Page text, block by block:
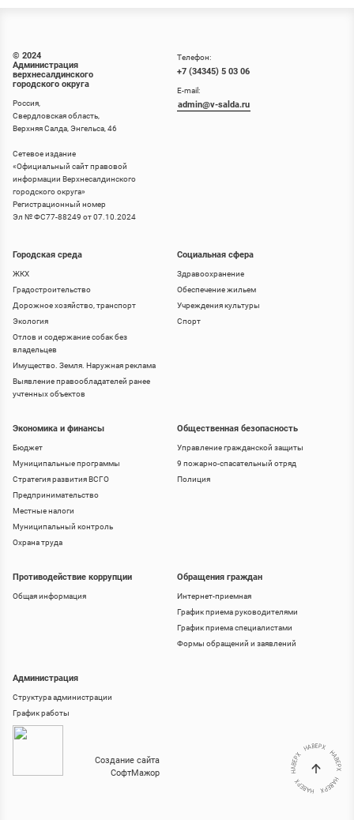
© 2024
Администрация
верхнесалдинского
городского округа
Россия,
Свердловская область,
Верхняя Салда, Энгельса, 46
Сетевое издание
«Официальный сайт правовой
информации Верхнесалдинского
городского округа»
Регистрационный номер
Эл № ФС77-88249 от 07.10.2024
Городская среда
ЖКХ
Градостроительство
Дорожное хозяйство, транспорт
Экология
Отлов и содержание собак без
владельцев
Имущество. Земля. Наружная реклама
Выявление правообладателей ранее
учтенных объектов
Социальная сфера
Здравоохранение
Обеспечение жильем
Учреждения культуры
Спорт
Телефон:
+7 (34345) 5 03 06
E-mail:
admin@v-salda.ru
Экономика и финансы
Бюджет
Муниципальные программы
Стратегия развития ВСГО
Предпринимательство
Местные налоги
Муниципальный контроль
Охрана труда
Общественная безопасность
Управление гражданской защиты
9 пожарно-спасательный отряд
Полиция
Противодействие коррупции
Общая информация
Обращения граждан
Интернет-приемная
График приема руководителями
График приема специалистами
Формы обращений и заявлений
Администрация
Структура администрации
График работы
Создание сайта
СофтМажор